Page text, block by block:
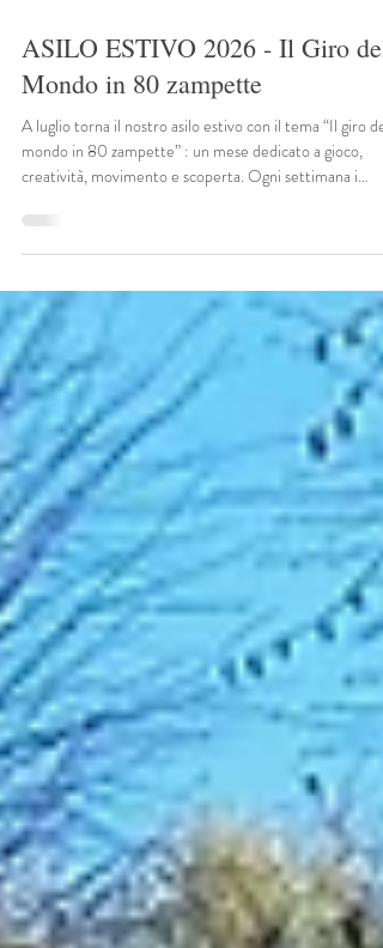
ASILO ESTIVO 2026 - Il Giro del
Mondo in 80 zampette
mondo in 80 zampette” : un mese dedicato a gioco,
creatività, movimento e scoperta. Ogni settimana i
deserto, ghiaccio e fattoria — attraverso attività ludiche,
laboratori, giochi di gruppo, musica, yoga bimbi e
di libera espressione. Un’esperienza educativa e
divertente pensata per accompagnare i più piccoli in
un’estate serena, coinvolgente e ricca di m